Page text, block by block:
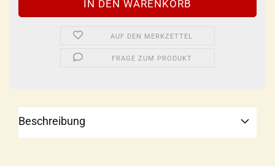
AUF DEN MERKZETTEL
FRAGE ZUM PRODUKT
Beschreibung